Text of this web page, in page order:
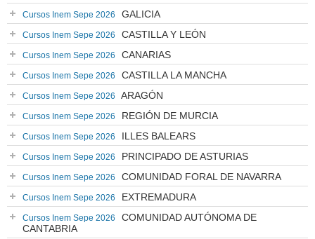
Cursos Inem Sepe 2026 GALICIA
Cursos Inem Sepe 2026 CASTILLA Y LEÓN
Cursos Inem Sepe 2026 CANARIAS
Cursos Inem Sepe 2026 CASTILLA LA MANCHA
Cursos Inem Sepe 2026 ARAGÓN
Cursos Inem Sepe 2026 REGIÓN DE MURCIA
Cursos Inem Sepe 2026 ILLES BALEARS
Cursos Inem Sepe 2026 PRINCIPADO DE ASTURIAS
Cursos Inem Sepe 2026 COMUNIDAD FORAL DE NAVARRA
Cursos Inem Sepe 2026 EXTREMADURA
Cursos Inem Sepe 2026
COMUNIDAD AUTÓNOMA DE
CANTABRIA